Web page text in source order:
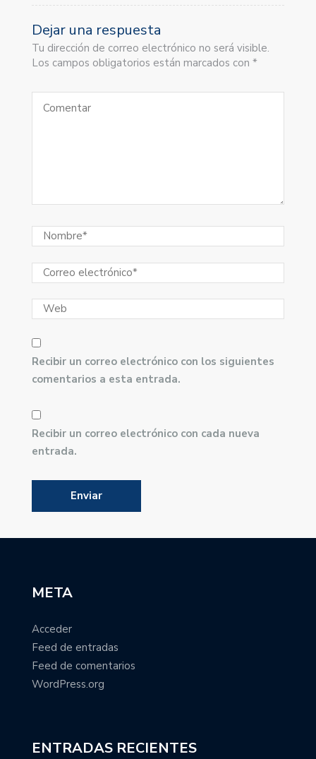
Dejar una respuesta
Tu dirección de correo electrónico no será visible.
Los campos obligatorios están marcados con *
Recibir un correo electrónico con los siguientes
comentarios a esta entrada.
Recibir un correo electrónico con cada nueva
entrada.
META
Acceder
Feed de entradas
Feed de comentarios
WordPress.org
ENTRADAS RECIENTES